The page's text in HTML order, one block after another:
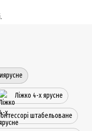
Ліжко 4-х ярусне
штабельоване